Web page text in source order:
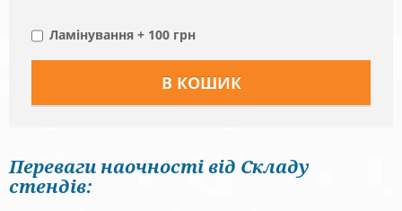
Ламінування + 100 грн
Переваги наочності від Складу
стендів: